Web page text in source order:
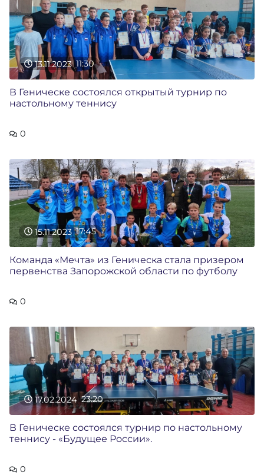
13.11.2023 11:30
В Геническе состоялся открытый турнир по
настольному теннису
0
15.11.2023 17:45
Команда «Мечта» из Геническа стала призером
первенства Запорожской области по футболу
0
17.02.2024 23:20
В Геническе состоялся турнир по настольному
теннису - «Будущее России».
0